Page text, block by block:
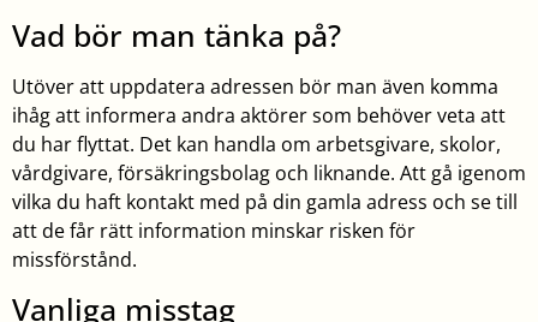
Vad bör man tänka på?
Utöver att uppdatera adressen bör man även komma
ihåg att informera andra aktörer som behöver veta att
du har flyttat. Det kan handla om arbetsgivare, skolor,
vårdgivare, försäkringsbolag och liknande. Att gå igenom
vilka du haft kontakt med på din gamla adress och se till
att de får rätt information minskar risken för
missförstånd.
Vanliga misstag